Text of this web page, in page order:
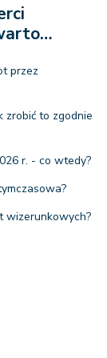
przez
zrobić to zgodnie
r. - co wtedy?
wizerunkowych?